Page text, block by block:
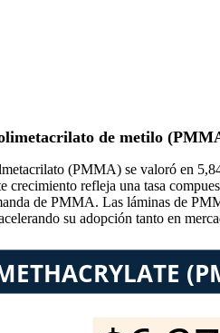
de metilo
(PMMA) se valoró en
crecimiento refleja una tasa
de PMMA. Las láminas de
su adopción tanto en